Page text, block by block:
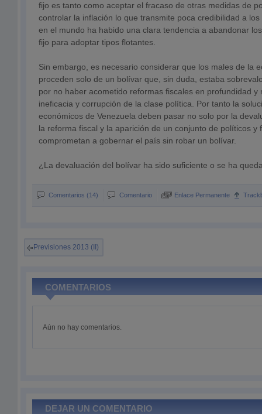
fijo es tanto como aceptar el fracaso de otras medidas de
controlar la inflación lo que transmite poca credibilidad a
en el mundo ha habido una clara tendencia a abandonar
fijo para adoptar tipos flotantes.
Sin embargo, es necesario considerar que los males de la
proceden solo de un bolívar que, sin duda, estaba
por no haber acometido reformas fiscales en profundidad y
ineficacia y corrupción de la clase política. Por tanto la
económicos de Venezuela deben pasar no solo por la
la reforma fiscal y la aparición de un conjunto de políticos y
comprometan a gobernar el país sin robar un bolívar.
¿La devaluación del bolívar ha sido suficiente o se ha
Comentarios (14) Comentario Enlace Permanente
Previsiones 2013 (II)
COMENTARIOS
Aún no hay comentarios.
DEJAR UN COMENTARIO